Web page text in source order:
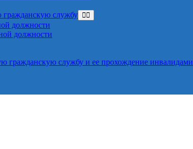
гражданскую службу
должности
должности
гражданскую службу и ее прохождение инвалидами